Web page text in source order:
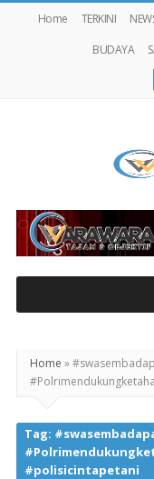
Home TERKINI
BUDAYA
Home »
Tag:
#polisicintapetani